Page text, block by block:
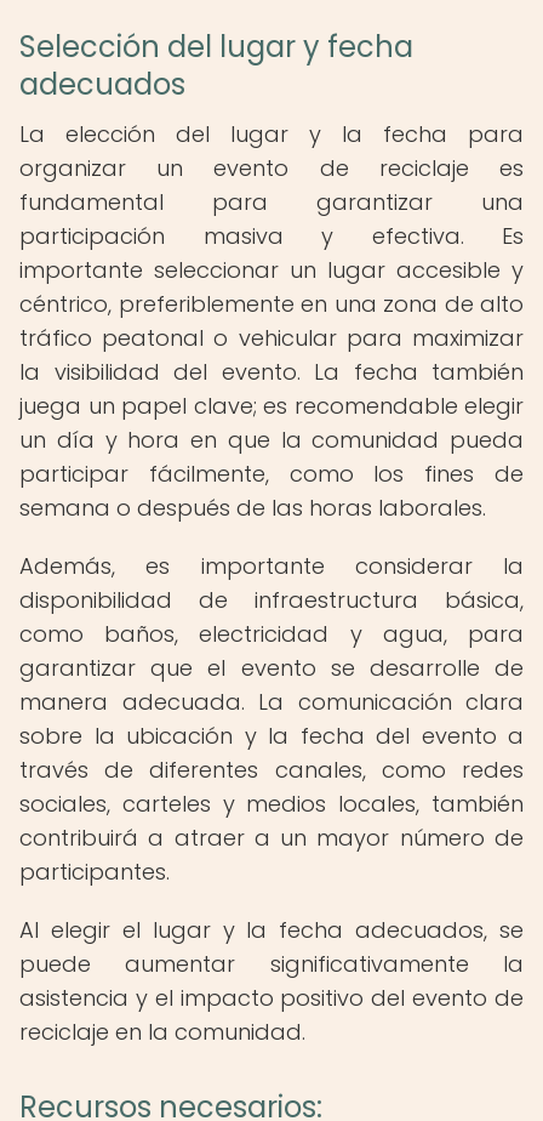
Selección del lugar y fecha
adecuados
La elección del lugar y la fecha para
organizar un evento de reciclaje es
fundamental para garantizar una
participación masiva y efectiva. Es
importante seleccionar un lugar accesible y
céntrico, preferiblemente en una zona de alto
tráfico peatonal o vehicular para maximizar
la visibilidad del evento. La fecha también
juega un papel clave; es recomendable elegir
un día y hora en que la comunidad pueda
participar fácilmente, como los fines de
semana o después de las horas laborales.
Además, es importante considerar la
disponibilidad de infraestructura básica,
como baños, electricidad y agua, para
garantizar que el evento se desarrolle de
manera adecuada. La comunicación clara
sobre la ubicación y la fecha del evento a
través de diferentes canales, como redes
sociales, carteles y medios locales, también
contribuirá a atraer a un mayor número de
participantes.
Al elegir el lugar y la fecha adecuados, se
puede aumentar significativamente la
asistencia y el impacto positivo del evento de
reciclaje en la comunidad.
Recursos necesarios: